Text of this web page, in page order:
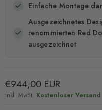
Einfache Montage
Ausgezeichnetes
renommierten Red
ausgezeichnet
Aktueller Preis
€944,00 EUR
inkl. MwSt. Kostenloser Versand